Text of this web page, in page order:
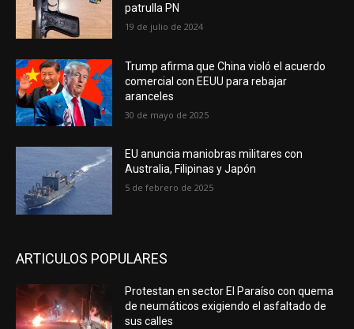
patrulla PN
19 de julio de 2024
Trump afirma que China violó el acuerdo
comercial con EEUU para rebajar
aranceles
30 de mayo de 2025
EU anuncia maniobras militares con
Australia, Filipinas y Japón
5 de febrero de 2025
ARTICULOS POPULARES
Protestan en sector El Paraíso con quema
de neumáticos exigiendo el asfaltado de
sus calles